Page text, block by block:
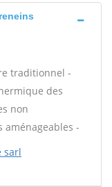
traditionnel -
des
non
aménageables -
sarl